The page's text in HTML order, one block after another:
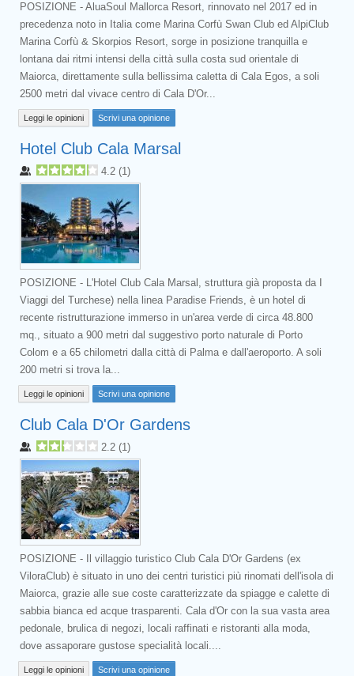
POSIZIONE - AluaSoul Mallorca Resort, rinnovato nel 2017 ed in
precedenza noto in Italia come Marina Corfù Swan Club ed AlpiClub
Marina Corfù & Skorpios Resort, sorge in posizione tranquilla e
lontana dai ritmi intensi della città sulla costa sud orientale di
Maiorca, direttamente sulla bellissima caletta di Cala Egos, a soli
2500 metri dal vivace centro di Cala D'Or...
Leggi le opinioni Scrivi una opinione
Hotel Club Cala Marsal
4.2 (1)
POSIZIONE - L'Hotel Club Cala Marsal, struttura già proposta da I
Viaggi del Turchese) nella linea Paradise Friends, è un hotel di
recente ristrutturazione immerso in un'area verde di circa 48.800
mq., situato a 900 metri dal suggestivo porto naturale di Porto
Colom e a 65 chilometri dalla città di Palma e dall'aeroporto. A soli
200 metri si trova la...
Leggi le opinioni Scrivi una opinione
Club Cala D'Or Gardens
2.2 (1)
POSIZIONE - Il villaggio turistico Club Cala D'Or Gardens (ex
ViloraClub) è situato in uno dei centri turistici più rinomati dell'isola di
Maiorca, grazie alle sue coste caratterizzate da spiagge e calette di
sabbia bianca ed acque trasparenti. Cala d'Or con la sua vasta area
pedonale, brulica di negozi, locali raffinati e ristoranti alla moda,
dove assaporare gustose specialità locali....
Leggi le opinioni Scrivi una opinione